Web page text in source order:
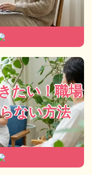
たい！職場
ない方法